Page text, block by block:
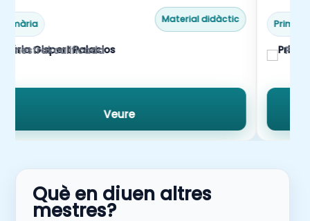
Primària Material didàctic
mestrakoalificada
Veure
Què en diuen altres
mestres?